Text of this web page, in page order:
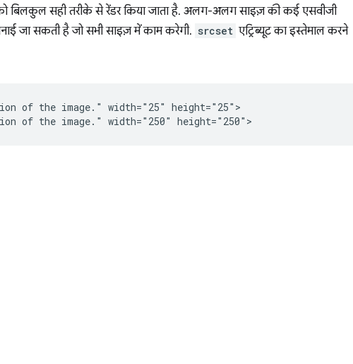
बिलकुल सही तरीके से रेंडर किया जाता है. अलग-अलग साइज़ की कई एसवीजी
जा सकती है जो सभी साइज़ में काम करेगी. srcset एट्रिब्यूट का इस्तेमाल करने
of the image." width="25" height="25">